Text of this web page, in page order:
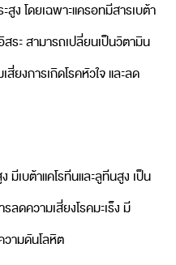
ง โดยเฉพาะแครอทมีสารเบต้า
ระ สามารถเปลี่ยนเป็นวิตามิน
ยงการเกิดโรคหัวใจ และลด
มีเบต้าแคโรทีนและลูทีนสูง เป็น
ดความเสี่ยงโรคมะเร็ง มี
วามดันโลหิต